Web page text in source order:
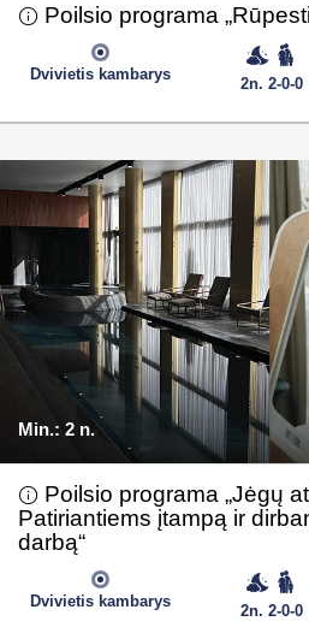
Poilsio programa
Dvivietis kambarys
2n. 2-0-0
Min.: 2 n.
Poilsio programa „Jėgų
Patiriantiems įtampą ir
darbą“
Dvivietis kambarys
2n. 2-0-0